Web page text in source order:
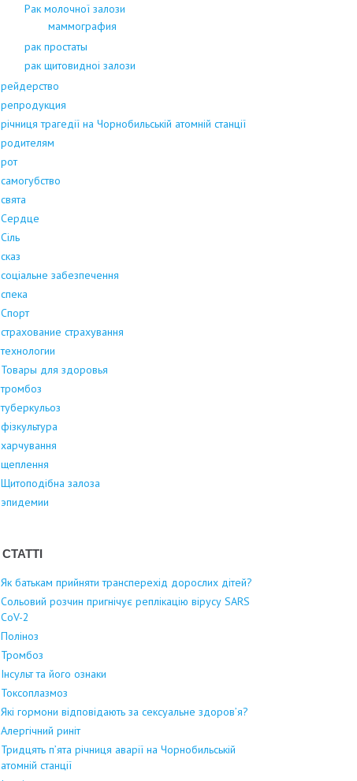
Рак молочної залози
маммография
рак простаты
рак щитовидноі залози
рейдерство
репродукция
річниця трагедії на Чорнобильській атомній станції
родителям
рот
самогубство
свята
Сердце
Сіль
сказ
соціальне забезпечення
спека
Спорт
страхование страхування
технологии
Товары для здоровья
тромбоз
туберкульоз
фізкультура
харчування
щеплення
Щитоподібна залоза
эпидемии
СТАТТІ
Як батькам прийняти трансперехід дорослих дітей?
Сольовий розчин пригнічує реплікацію вірусу SARS
CoV-2
Поліноз
Тромбоз
Інсульт та його ознаки
Токсоплазмоз
Які гормони відповідають за сексуальне здоров’я?
Алергічний риніт
Тридцять п’ята річниця аварії на Чорнобильській
атомній станції